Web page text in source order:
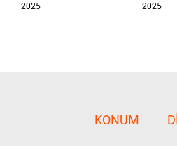
2025
2025
KONUM